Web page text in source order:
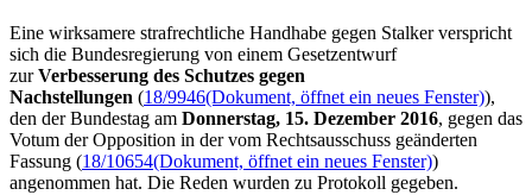
Eine wirksamere strafrechtliche Handhabe gegen Stalkerverspricht
sich die Bundesregierung von einem Gesetzentwurf
zurVerbesserung des Schutzes gegen
Nachstellungen (18/9946(Dokument, öffnet ein neues Fenster)),
den der Bundestag am Donnerstag, 15. Dezember 2016, gegen das
Votum der Opposition in der vom Rechtsausschuss geänderten
Fassung (18/10654(Dokument, öffnet ein neues Fenster))
angenommen hat. Die Reden wurden zu Protokoll gegeben.